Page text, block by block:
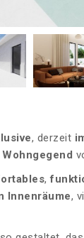
, derzeit
Wohngegend
,
Innenräume,